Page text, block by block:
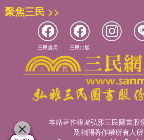
聚焦三民 >>
三民書局 三民出版
本站著作權屬弘雅三民圖書股
及相關著作權所有人